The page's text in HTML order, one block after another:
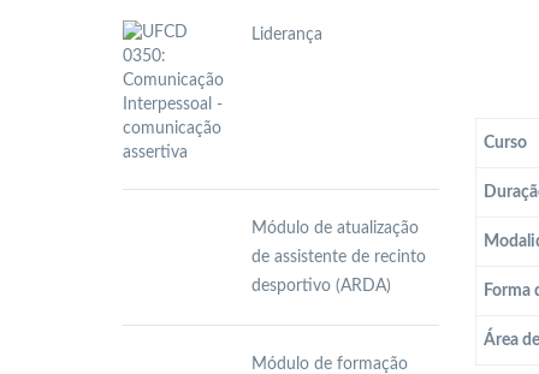
Curso
Forma
Área
Liderança
Módulo de atualização
de assistente de recinto
desportivo (ARDA)
Módulo de formação